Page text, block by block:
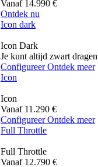
Vanaf 14.990 €
Ontdek nu
Icon dark
Icon Dark
Je kunt altijd zwart dragen
Configureer Ontdek meer
Icon
Icon
Vanaf 11.290 €
Configureer Ontdek meer
Full Throttle
Full Throttle
Vanaf 12.790 €